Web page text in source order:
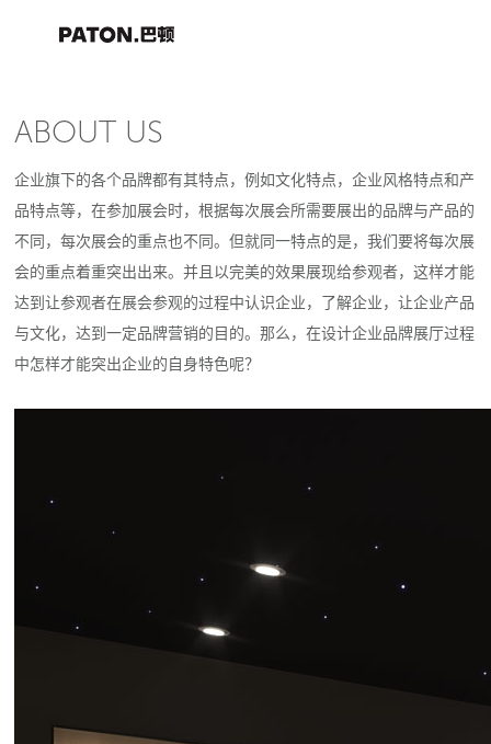
ABOUT US
企业旗下的各个品牌都有其特点，例如文化特点，企业风格特点和产
品特点等，在参加展会时，根据每次展会所需要展出的品牌与产品的
不同，每次展会的重点也不同。但就同一特点的是，我们要将每次展
会的重点着重突出出来。并且以完美的效果展现给参观者，这样才能
达到让参观者在展会参观的过程中认识企业，了解企业，让企业产品
与文化，达到一定品牌营销的目的。那么，在设计企业品牌展厅过程
中怎样才能突出企业的自身特色呢？